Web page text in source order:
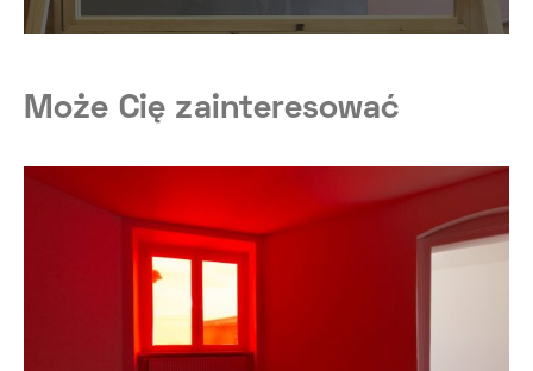
Może Cię zainteresować